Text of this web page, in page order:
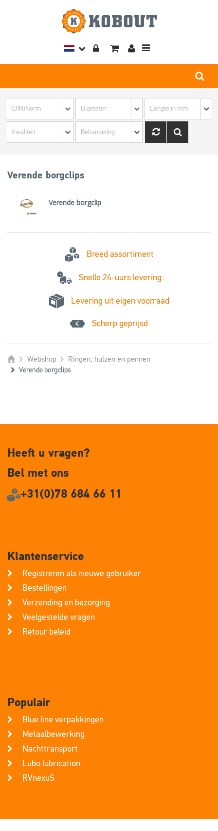
Toggle
Verende borgclips
Verende borgclip
Breed assortiment
Snelle 24-uurs levering
Levering uit eigen voorraad
Scherp geprijsd
Webshop Ringen, hulzen en pennen
Verende borgclips
Heeft u vragen?
Bel met ons
+31(0)78 684 66 11
Klantenservice
Registreren als nieuwe gebruiker
Bestellingen
Verzending en bezorging
Veelgestelde vragen
Retour beleid
Populair
Blue line verpakkingen
Metaalbewerking
Nachttransport
Lubo lubrication
RVnexuS